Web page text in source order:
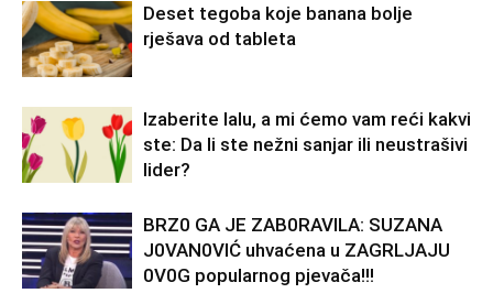
Deset tegoba koje banana bolje
rješava od tableta
Izaberite lalu, a mi ćemo vam reći kakvi
ste: Da li ste nežni sanjar ili neustrašivi
lider?
BRZ0 GA JE ZAB0RAVlLA: SUZANA
J0VAN0VIĆ uhvaćena u ZAGRLJAJU
0V0G popularnog pjevača!!!